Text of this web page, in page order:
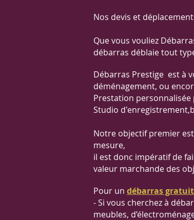
Nos devis et
Que vous vouliez
débarras déblaie tout
Débarras Prestige est à
déménagement, ou
Prestation personnalisée
Studio
Notre objectif premier
mesure,
il est donc impératif de
valeur marchande des
Pour un débarras gratuit
- Si vous cherchez à
meubles,